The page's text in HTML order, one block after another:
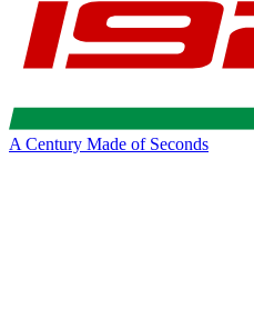
A Century Made of Seconds